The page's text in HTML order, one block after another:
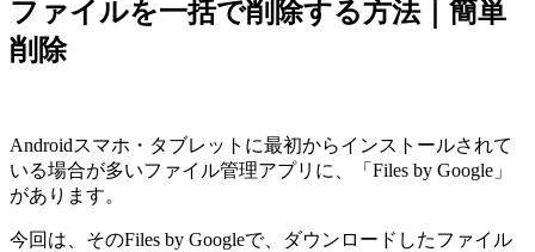
ファイルを一括で削除する方法｜簡単
削除
Androidスマホ・タブレットに最初からインストールされて
いる場合が多いファイル管理アプリに、「Files by Google」
があります。
今回は、そのFiles by Googleで、ダウンロードしたファイル